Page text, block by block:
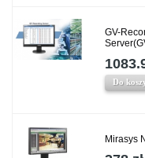
GV-
Do
Mirasys